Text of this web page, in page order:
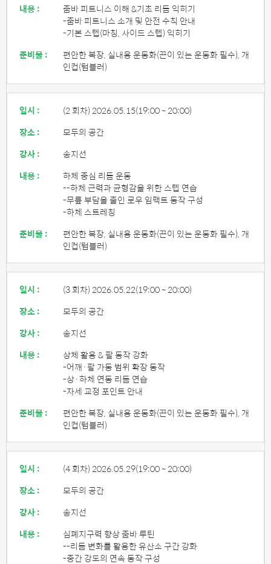
내용 :
줌바 피트니스 이해 &기초 리듬 익히기
-줌바 피트니스 소개 및 안전 수칙 안내
-기본 스텝(마칭, 사이드 스텝) 익히기
준비물 :
편안한 복장, 실내용 운동화(끈이 있는 운동화 필수), 개
인컵(텀블러)
일시 : (2 회차) 2026.05.15(19:00 ~ 20:00)
장소 :
모두의 공간
강사 :
송지선
내용 :
하체 중심 리듬 운동
--하체 근력과 균형감을 위한 스텝 연습
-무릎 부담을 줄인 로우 임팩트 동작 구성
-하체 스트레칭
준비물 :
편안한 복장, 실내용 운동화(끈이 있는 운동화 필수), 개
인컵(텀블러)
일시 : (3 회차) 2026.05.22(19:00 ~ 20:00)
장소 :
모두의 공간
강사 :
송지선
내용 :
상체 활용 & 팔 동작 강화
-어깨·팔 가동 범위 확장 동작
-상·하체 연동 리듬 연습
-자세 교정 포인트 안내
준비물 :
편안한 복장, 실내용 운동화(끈이 있는 운동화 필수), 개
인컵(텀블러)
일시 : (4 회차) 2026.05.29(19:00 ~ 20:00)
장소 :
모두의 공간
강사 :
송지선
내용 :
심폐지구력 향상 줌바 루틴
--리듬 변화를 활용한 유산소 구간 강화
-중간 강도의 연속 동작 구성